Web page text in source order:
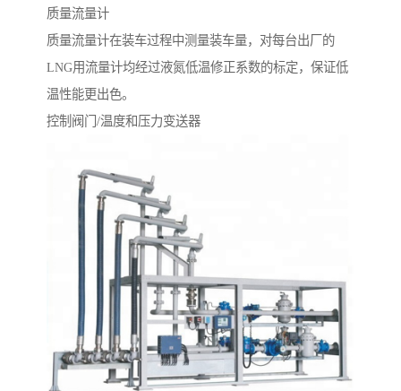
质量流量计
质量流量计在装车过程中测量装车量，对每台出厂的
LNG用流量计均经过液氮低温修正系数的标定，保证低
温性能更出色。
控制阀门/温度和压力变送器